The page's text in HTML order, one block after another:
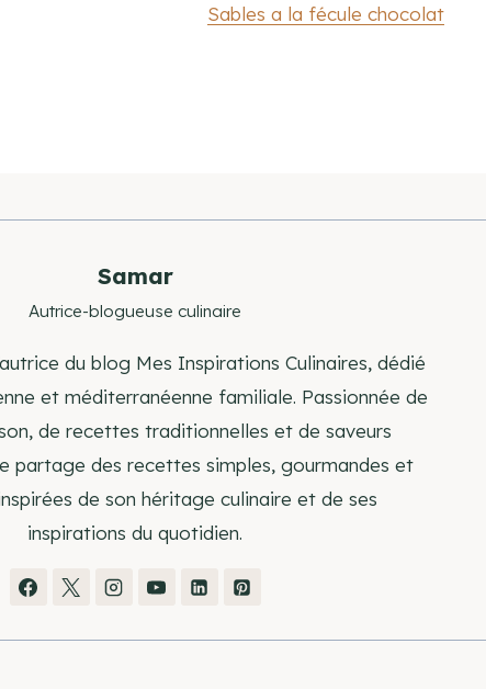
Sables a la fécule chocolat
Samar
Autrice-blogueuse culinaire
du blog Mes Inspirations Culinaires, dédié
et méditerranéenne familiale. Passionnée de
de recettes traditionnelles et de saveurs
partage des recettes simples, gourmandes et
de son héritage culinaire et de ses
inspirations du quotidien.